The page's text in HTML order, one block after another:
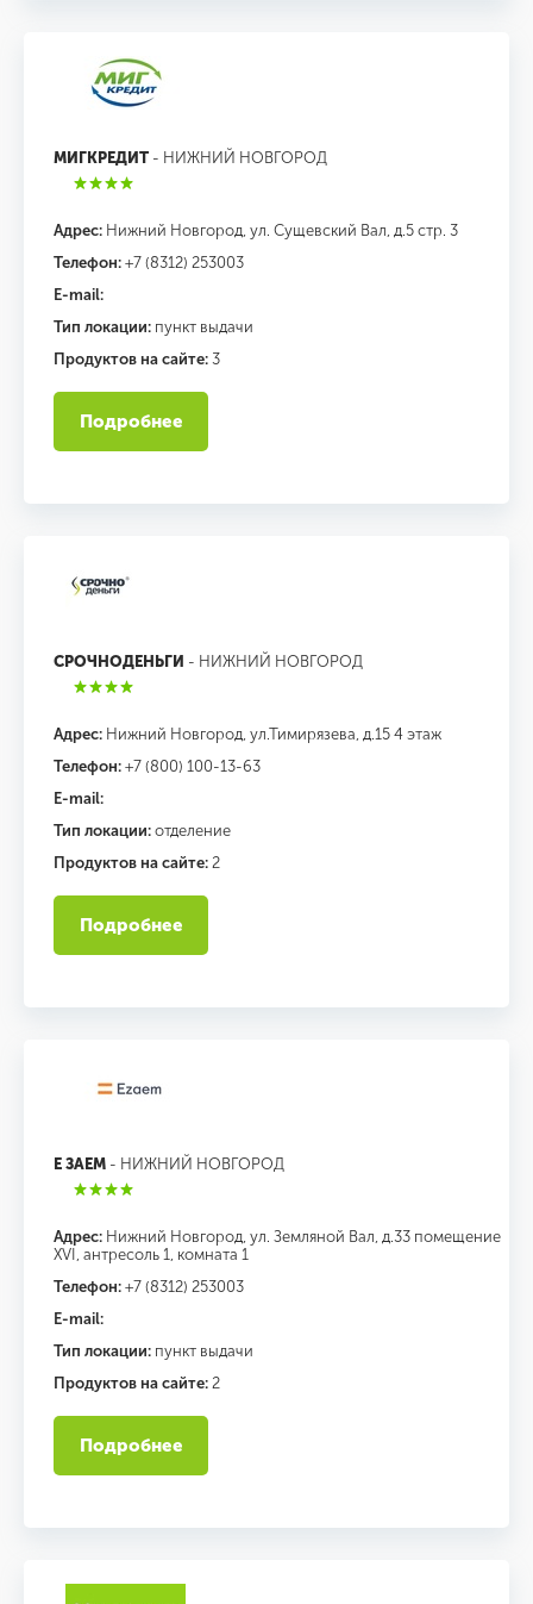
МИГКРЕДИТ - НИЖНИЙ НОВГОРОД
Адрес: Нижний Новгород, ул. Сущевский Вал, д.5 стр. 3
Телефон: +7 (8312) 253003
E-mail:
Тип локации: пункт выдачи
Продуктов на сайте: 3
Подробнее
СРОЧНОДЕНЬГИ - НИЖНИЙ НОВГОРОД
Адрес: Нижний Новгород, ул.Тимирязева, д.15 4 этаж
Телефон: +7 (800) 100-13-63
E-mail:
Тип локации: отделение
Продуктов на сайте: 2
Подробнее
Е ЗАЕМ - НИЖНИЙ НОВГОРОД
Адрес: Нижний Новгород, ул. Земляной Вал, д.33 помещение
XVI, антресоль 1, комната 1
Телефон: +7 (8312) 253003
E-mail:
Тип локации: пункт выдачи
Продуктов на сайте: 2
Подробнее